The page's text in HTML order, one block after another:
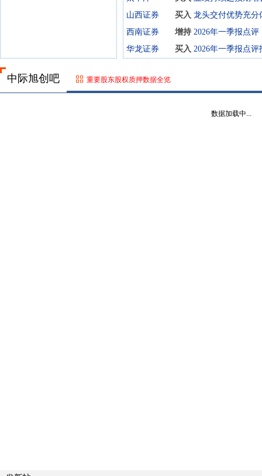
山西证券
买入
西南证券
增持
华龙证券
买入
中际旭创吧 重要股东股权质押数据全览